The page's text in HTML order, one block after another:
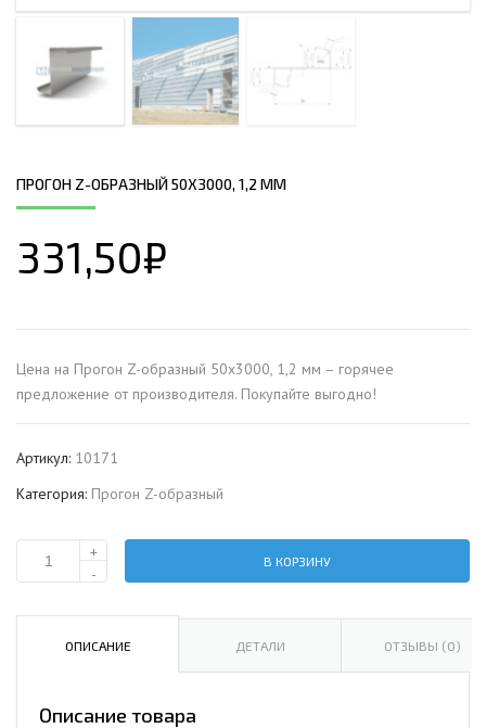
ПРОГОН Z-ОБРАЗНЫЙ 50Х3000, 1,2 ММ
331,50₽
Цена на Прогон Z-образный 50х3000, 1,2 мм – горячее
предложение от производителя. Покупайте выгодно!
Артикул: 10171
Категория: Прогон Z-образный
Количество
Z-
образный
+
-
В КОРЗИНУ
ОПИСАНИЕ ДЕТАЛИ ОТЗЫВЫ (0)
Описание товара